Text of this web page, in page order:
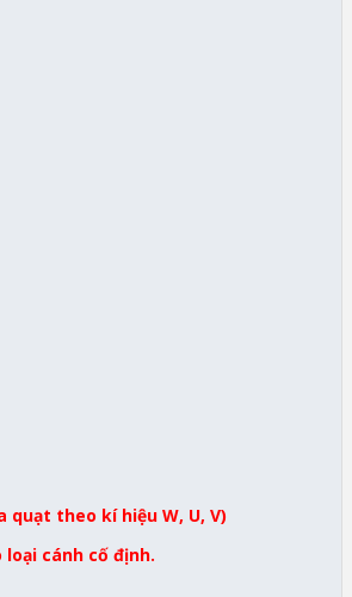
quạt theo kí hiệu W, U, V)
cánh cố định.